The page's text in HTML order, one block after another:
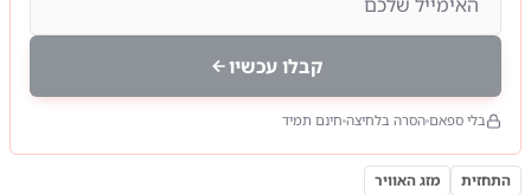
קבלו עכשיו
בלי ספאם הסרה בלחיצה חינם תמיד
התחזית מזג האוויר